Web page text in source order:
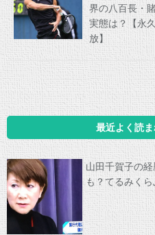
界の八百長・
実態は？【永
放】
最近よく読
山田千賀子の
も？てるみく